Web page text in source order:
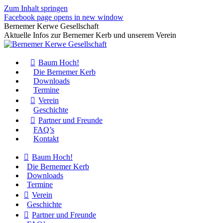
Zum Inhalt springen
Facebook page opens in new window
Bernemer Kerwe Gesellschaft
Aktuelle Infos zur Bernemer Kerb und unserem Verein
Baum Hoch!
Die Bernemer Kerb
Downloads
Termine
Verein
Geschichte
Partner und Freunde
FAQ’s
Kontakt
Baum Hoch!
Die Bernemer Kerb
Downloads
Termine
Verein
Geschichte
Partner und Freunde